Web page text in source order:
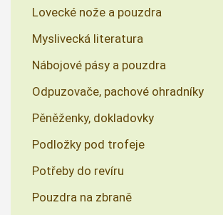
Lovecké nože a pouzdra
Myslivecká literatura
Nábojové pásy a pouzdra
Odpuzovače, pachové ohradníky
Pěněženky, dokladovky
Podložky pod trofeje
Potřeby do revíru
Pouzdra na zbraně